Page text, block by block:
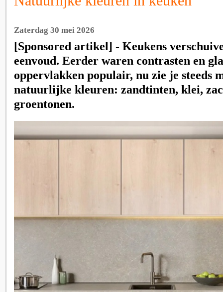
Zaterdag 30 mei 2026
[Sponsored artikel] - Keukens
eenvoud. Eerder waren contrasten en
oppervlakken populair, nu zie je steeds
natuurlijke kleuren: zandtinten, klei,
groentonen.